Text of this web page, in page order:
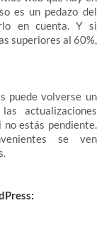
es un pedazo del
en cuenta. Y si
superiores al 60%,
puede volverse un
actualizaciones
no estás pendiente.
se ven